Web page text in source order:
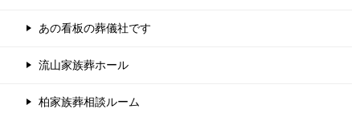
あの看板の葬儀社です
流山家族葬ホール
柏家族葬相談ルーム